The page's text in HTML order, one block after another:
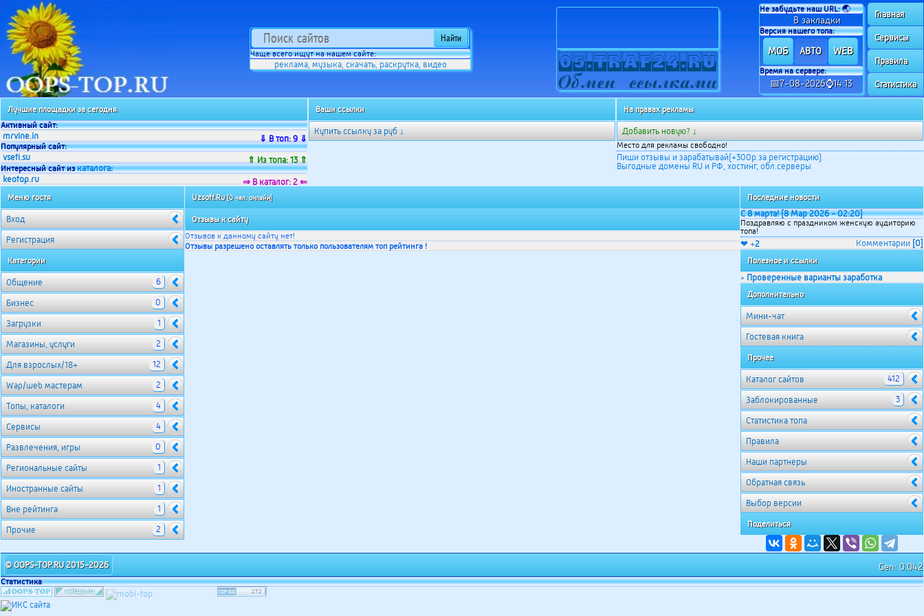
Чаще всего ищут на нашем сайте:
реклама, музыка, скачать, раскрутка, видео
Не забудьте наш URL:🌏
✍ В закладки
Версия нашего топа:
МОБ АВТО WEB
Время на сервере:
📅7-08-2026⌚14:13
Главная
Сервисы
Правила
Статистика
Лучшие площадки за сегодня
Активный сайт:
mrvine.in ⇓ В топ: 9 ⇓
Популярный сайт:
vseti.su ⇑ Из топа: 13 ⇑
Интересный сайт изкаталога:
keotop.ru ⇒ В каталог: 2 ⇐
Ваши ссылки
Купить ссылку за руб ↓
На правах рекламы
Добавить новую? ↓
Место для рекламы свободно!
Пиши отзывы и зарабатывай(+300р за регистрацию)
Выгодные домены RU и РФ, хостинг, обл.серверы
Меню гостя
Вход
Регистрация
Категории
Общение 6
Бизнес 0
Загрузки 1
Магазины, услуги 2
Для взрослых/18+ 12
Wap/web мастерам 2
Топы, каталоги 4
Сервисы 4
Развлечения, игры 0
Региональные сайты 1
Иностранные сайты 1
Вне рейтинга 1
Прочие 2
Uzsoft.Ru [0 чел. онлайн]
Отзывы к сайту
Отзывов к данному сайту нет!
Отзывы разрешено оставлять только пользователям топ рейтинга !
Последние новости
С 8 марта! [8 Мар 2026 - 02:20]
Поздравляю с праздником женскую аудиторию
топа!
Комментарии [0]
❤ +2
Полезное и ссылки
» Проверенные варианты заработка
Дополнительно
Мини-чат
Гостевая книга
Прочее
Каталог сайтов 412
Заблокированные 3
Cтатистика топа
Правила
Наши партнеры
Обратная связь
Выбор версии
Поделиться
© OOPS-TOP.RU 2015-2026 Gen: 0.042
Статистика